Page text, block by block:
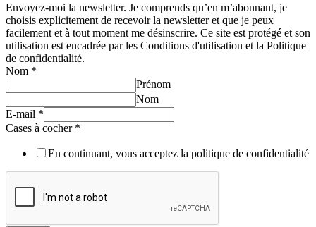
Envoyez-moi la newsletter. Je comprends qu’en m’abonnant, je
choisis explicitement de recevoir la newsletter et que je peux
facilement et à tout moment me désinscrire. Ce site est protégé et son
utilisation est encadrée par les Conditions d'utilisation et la Politique
de confidentialité.
Nom *
Prénom
Nom
E-mail *
Cases à cocher *
En continuant, vous acceptez la politique de confidentialité